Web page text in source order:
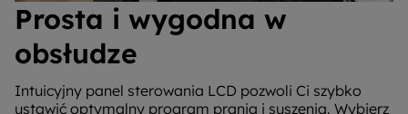
Prosta i wygodna w
obsłudze
Intuicyjny panel sterowania LCD pozwoli Ci szybko
ustawić optymalny program prania i suszenia. Wybierz